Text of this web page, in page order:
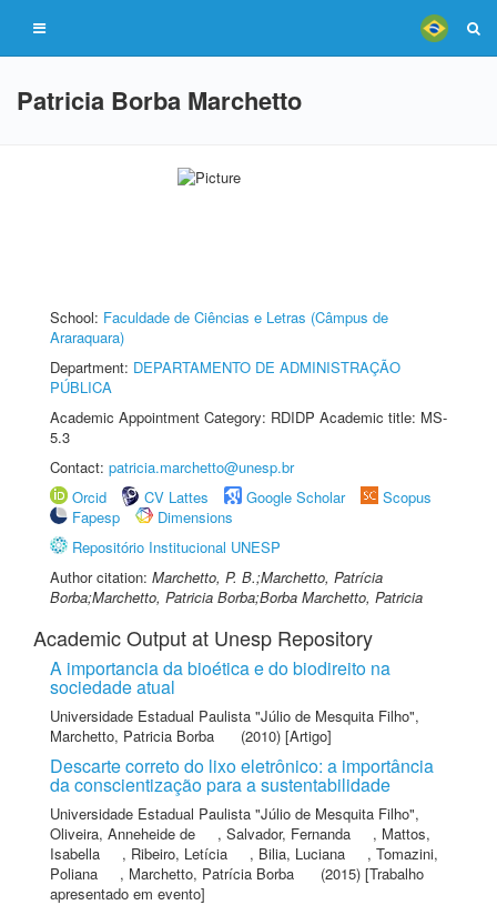
Patricia Borba Marchetto
School: Faculdade de Ciências e Letras (Câmpus de
Araraquara)
Department: DEPARTAMENTO DE ADMINISTRAÇÃO
PÚBLICA
Academic Appointment Category: RDIDP Academic title: MS-
5.3
Contact: patricia.marchetto@unesp.br
Orcid
CV Lattes Google Scholar
Scopus
Fapesp
Dimensions
Repositório Institucional UNESP
Author citation: Marchetto, P. B.;Marchetto, Patrícia
Borba;Marchetto, Patricia Borba;Borba Marchetto, Patricia
Academic Output at Unesp Repository
A importancia da bioética e do biodireito na
sociedade atual
Universidade Estadual Paulista "Júlio de Mesquita Filho",
Marchetto, Patricia Borba
(2010) [Artigo]
Descarte correto do lixo eletrônico: a importância
da conscientização para a sustentabilidade
Universidade Estadual Paulista "Júlio de Mesquita Filho",
Oliveira, Anneheide de
, Salvador, Fernanda , Mattos,
Isabella
, Ribeiro, Letícia , Bilia, Luciana , Tomazini,
Poliana
, Marchetto, Patrícia Borba
(2015) [Trabalho
apresentado em evento]